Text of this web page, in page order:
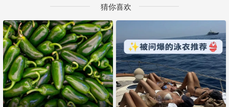
猜你喜欢